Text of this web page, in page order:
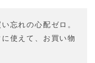
忘れの心配ゼロ。
使えて、お買い物